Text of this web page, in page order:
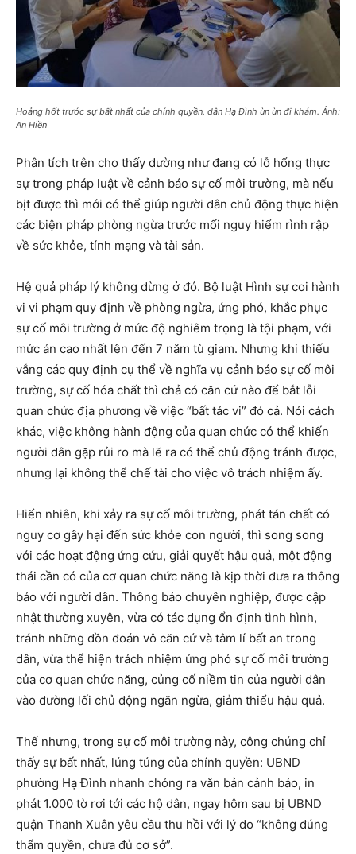
Hoảng hốt trước sự bất nhất của chính quyền, dân Hạ Đình ùn ùn đi khám. Ảnh:
An Hiền
Phân tích trên cho thấy dường như đang có lỗ hổng thực
sự trong pháp luật về cảnh báo sự cố môi trường, mà nếu
bịt được thì mới có thể giúp người dân chủ động thực hiện
các biện pháp phòng ngừa trước mối nguy hiểm rình rập
về sức khỏe, tính mạng và tài sản.
Hệ quả pháp lý không dừng ở đó. Bộ luật Hình sự coi hành
vi vi phạm quy định về phòng ngừa, ứng phó, khắc phục
sự cố môi trường ở mức độ nghiêm trọng là tội phạm, với
mức án cao nhất lên đến 7 năm tù giam. Nhưng khi thiếu
vắng các quy định cụ thể về nghĩa vụ cảnh báo sự cố môi
trường, sự cố hóa chất thì chả có căn cứ nào để bắt lỗi
quan chức địa phương về việc “bất tác vi” đó cả. Nói cách
khác, việc không hành động của quan chức có thể khiến
người dân gặp rủi ro mà lẽ ra có thể chủ động tránh được,
nhưng lại không thể chế tài cho việc vô trách nhiệm ấy.
Hiển nhiên, khi xảy ra sự cố môi trường, phát tán chất có
nguy cơ gây hại đến sức khỏe con người, thì song song
với các hoạt động ứng cứu, giải quyết hậu quả, một động
thái cần có của cơ quan chức năng là kịp thời đưa ra thông
báo với người dân. Thông báo chuyên nghiệp, được cập
nhật thường xuyên, vừa có tác dụng ổn định tình hình,
tránh những đồn đoán vô căn cứ và tâm lí bất an trong
dân, vừa thể hiện trách nhiệm ứng phó sự cố môi trường
của cơ quan chức năng, củng cố niềm tin của người dân
vào đường lối chủ động ngăn ngừa, giảm thiểu hậu quả.
Thế nhưng, trong sự cố môi trường này, công chúng chỉ
thấy sự bất nhất, lúng túng của chính quyền: UBND
phường Hạ Đình nhanh chóng ra văn bản cảnh báo, in
phát 1.000 tờ rơi tới các hộ dân, ngay hôm sau bị UBND
quận Thanh Xuân yêu cầu thu hồi với lý do “không đúng
thẩm quyền, chưa đủ cơ sở”.